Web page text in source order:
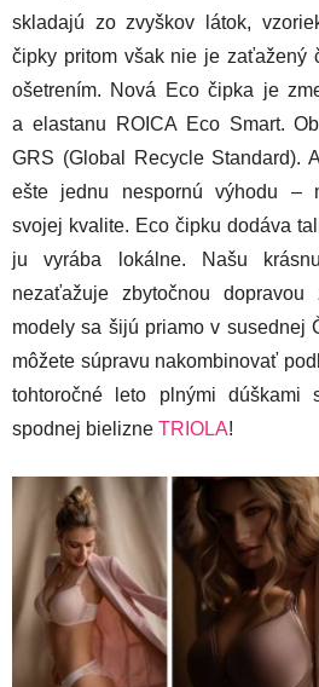
skladajú zo zvyškov látok,
čipky pritom však nie je zaťažený
ošetrením. Nová Eco čipka je
a elastanu ROICA Eco Smart.
GRS (Global Recycle Standard).
ešte jednu nespornú výhodu –
svojej kvalite. Eco čipku dodáva
ju vyrába lokálne. Našu
nezaťažuje zbytočnou
modely sa šijú priamo v susednej
môžete súpravu nakombinovať
tohtoročné leto plnými dúškami
spodnej bielizne TRIOLA!